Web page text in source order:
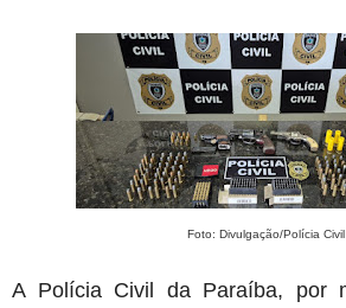
chegam a R$ 6 mil
Pedra da Boca vira passarela para desfile de
Jul 08, 2026
Reis e Rainhas do forró serão homenageados
Jul 07, 2026 ExpoSerra Araruna 2026
Ago 05, 2026
Educação de Araruna alcança avanço
compromisso com a qualidade do ensino
Foto: Divulgação/Polícia Civil
A Polícia Civil da Paraíba, por